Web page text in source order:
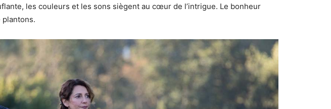
les couleurs et les sons siègent au cœur de l’intrigue. Le bonheur
plantons.